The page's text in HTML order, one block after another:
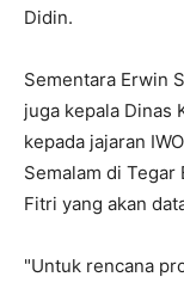
Didin.
Sementara Erwin
juga kepala Dinas
kepada jajaran
Semalam di Tegar
Fitri yang akan
"Untuk rencana